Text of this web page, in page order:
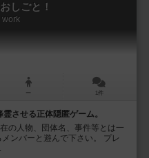
しごと！
work
ー 1件
させる正体隠匿ゲーム。
の人物、団体名、事件等とは一
ンバーと遊んで下さい。 プレ